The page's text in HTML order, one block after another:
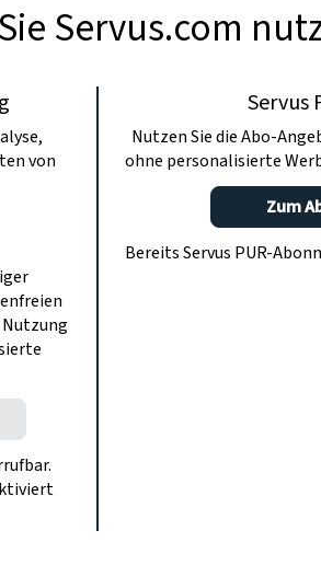
Servus.com
von
Servus
Nutzen Sie die Abo-
ohne personalisierte
Zum
Bereits Servus PUR-